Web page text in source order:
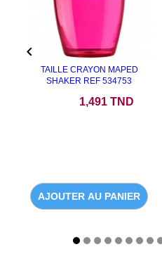
TAILLE CRAYON MAPED
SHAKER REF 534753
1,491 TND
AJOUTER AU PANIER
